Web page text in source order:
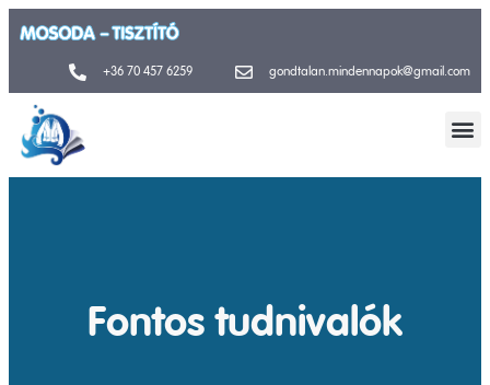
+36 70 457 6259 gondtalan.mindennapok@gmail.com
Fontos tudnivalók